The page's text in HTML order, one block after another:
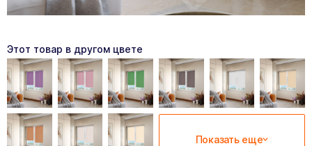
Этот товар в другом цвете
Показать еще